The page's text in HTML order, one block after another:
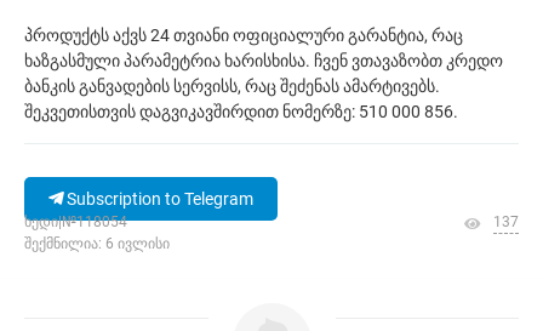
პროდუქტს აქვს 24 თვიანი ოფიციალური გარანტია, რაც
ხაზგასმული პარამეტრია ხარისხისა. ჩვენ ვთავაზობთ კრედო
ბანკის განვადების სერვისს, რაც შეძენას ამარტივებს.
შეკვეთისთვის დაგვიკავშირდით ნომერზე: 510 000 856.
Subscription to Telegram
ხედი|№118054
შექმნილია: 6 ივლისი
137